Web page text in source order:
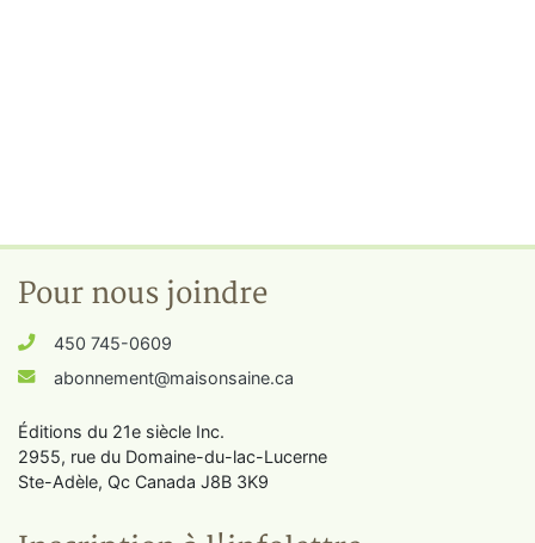
Pour nous joindre
450 745-0609
abonnement@maisonsaine.ca
Éditions du 21e siècle Inc.
2955, rue du Domaine-du-lac-Lucerne
Ste-Adèle, Qc Canada J8B 3K9